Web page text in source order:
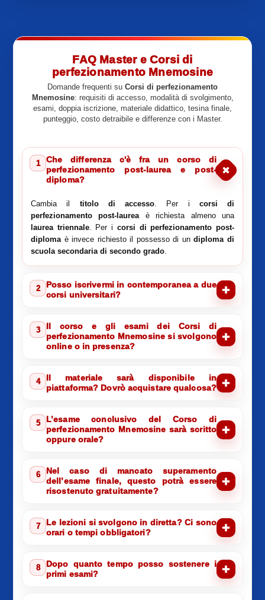
FAQ Master e Corsi di
perfezionamento Mnemosine
Domande frequenti su Corsi di perfezionamento
Mnemosine: requisiti di accesso, modalità di svolgimento,
esami, doppia iscrizione, materiale didattico, tesina finale,
punteggio, costo detraibile e differenze con i Master.
1
Che differenza c'è fra un corso di
perfezionamento post-laurea e post-
diploma?
Cambia il titolo di accesso. Per i corsi di
perfezionamento post-laureaè richiesta almeno una
laurea triennale. Per i corsi di perfezionamento post-
diplomaè invece richiesto il possesso di undiploma di
scuola secondaria di secondo grado.
2
Posso iscrivermi in contemporanea a due
corsi universitari?
3
Il corso e gli esami dei Corsi di
perfezionamento Mnemosine si svolgono
online o in presenza?
4
Il materiale sarà disponibile in
piattaforma? Dovrò acquistare qualcosa?
5
L’esame conclusivo del Corso di
perfezionamento Mnemosine sarà scritto
oppure orale?
6
Nel caso di mancato superamento
dell’esame finale, questo potrà essere
risostenuto gratuitamente?
7
Le lezioni si svolgono in diretta? Ci sono
orari o tempi obbligatori?
8
Dopo quanto tempo posso sostenere i
primi esami?